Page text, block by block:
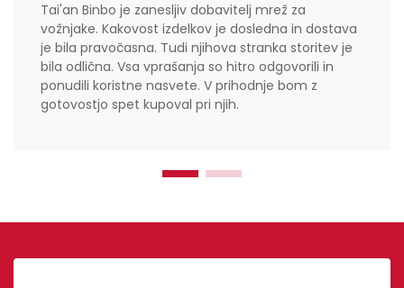
Tai'an Binbo je zanesljiv dobavitelj mrež za
vožnjake. Kakovost izdelkov je dosledna in dostava
je bila pravočasna. Tudi njihova stranka storitev je
bila odlična. Vsa vprašanja so hitro odgovorili in
ponudili koristne nasvete. V prihodnje bom z
gotovostjo spet kupoval pri njih.